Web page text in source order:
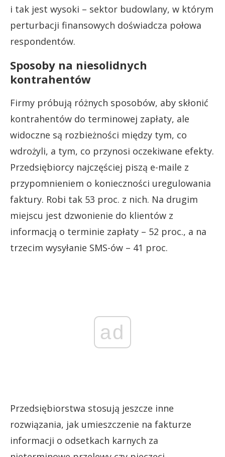
i tak jest wysoki – sektor budowlany, w którym
perturbacji finansowych doświadcza połowa
respondentów.
Sposoby na niesolidnych
kontrahentów
Firmy próbują różnych sposobów, aby skłonić
kontrahentów do terminowej zapłaty, ale
widoczne są rozbieżności między tym, co
wdrożyli, a tym, co przynosi oczekiwane efekty.
Przedsiębiorcy najczęściej piszą e-maile z
przypomnieniem o konieczności uregulowania
faktury. Robi tak 53 proc. z nich. Na drugim
miejscu jest dzwonienie do klientów z
informacją o terminie zapłaty – 52 proc., a na
trzecim wysyłanie SMS-ów – 41 proc.
ad
Przedsiębiorstwa stosują jeszcze inne
rozwiązania, jak umieszczenie na fakturze
informacji o odsetkach karnych za